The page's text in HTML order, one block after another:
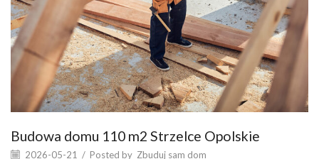
Budowa domu 110 m2 Strzelce Opolskie
2026-05-21 / Posted by Zbuduj sam dom